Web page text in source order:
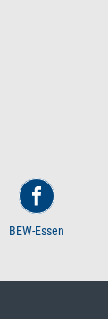
BEW-Essen